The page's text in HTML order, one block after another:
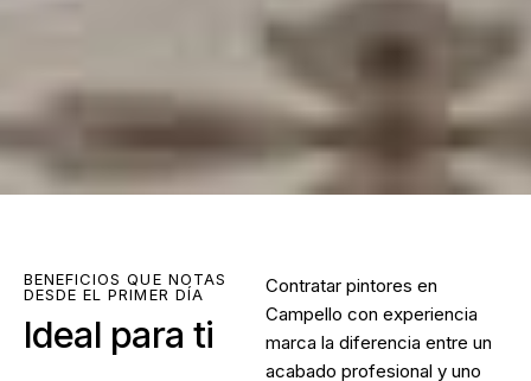
BENEFICIOS QUE NOTAS
DESDE EL PRIMER DÍA
Ideal para ti
Contratar pintores en
Campello con experiencia
marca la diferencia entre un
acabado profesional y uno